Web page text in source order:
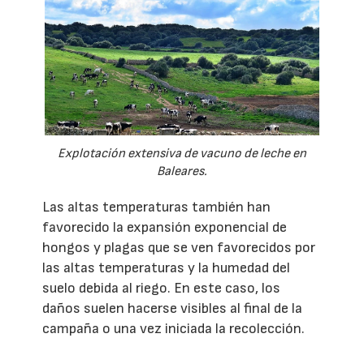
Explotación extensiva de vacuno de leche en
Baleares.
Las altas temperaturas también han
favorecido la expansión exponencial de
hongos y plagas que se ven favorecidos por
las altas temperaturas y la humedad del
suelo debida al riego. En este caso, los
daños suelen hacerse visibles al final de la
campaña o una vez iniciada la recolección.